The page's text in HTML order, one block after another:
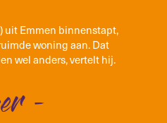
uit Emmen binnenstapt,
woning aan. Dat
wel anders, vertelt hij.
-